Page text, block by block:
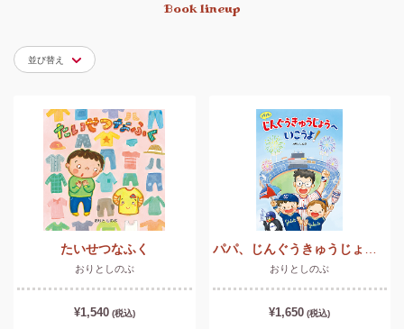
Book lineup
並び替え
たいせつなふく
おりとしのぶ
¥1,540 (税込)
おりとしのぶ
¥1,650 (税込)